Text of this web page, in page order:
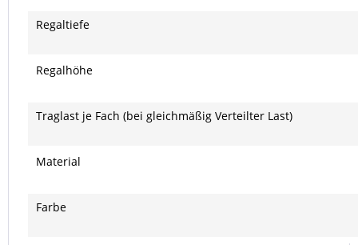
Regaltiefe
Regalhöhe
Traglast je Fach (bei gleichmäßig Verteilter Last)
Material
Farbe